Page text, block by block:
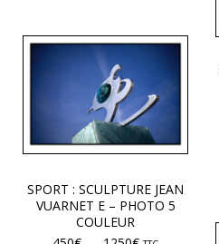
SPORT : SCULPTURE JEAN
VUARNET E – PHOTO 5
COULEUR